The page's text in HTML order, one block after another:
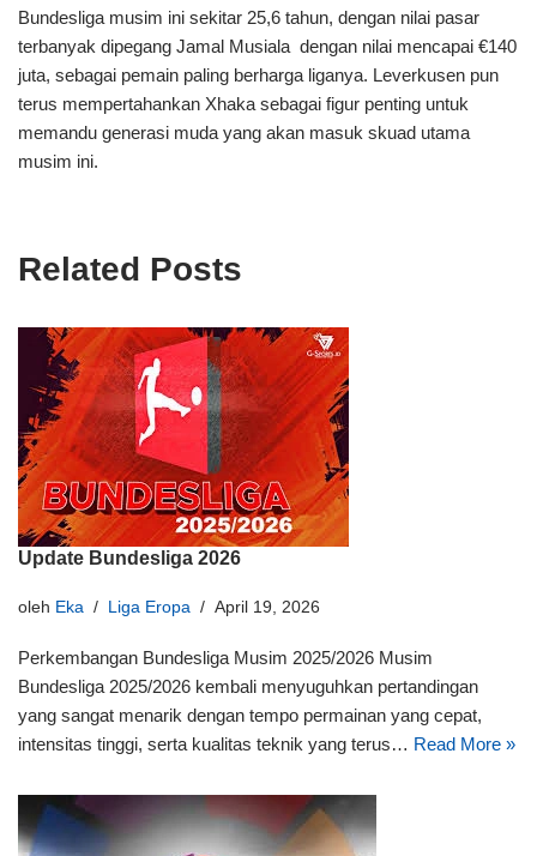
Bundesliga musim ini sekitar 25,6 tahun, dengan nilai pasar
terbanyak dipegang Jamal Musiala dengan nilai mencapai €140
juta, sebagai pemain paling berharga liganya. Leverkusen pun
terus mempertahankan Xhaka sebagai figur penting untuk
memandu generasi muda yang akan masuk skuad utama
musim ini.
Related Posts
Update Bundesliga 2026
oleh Eka Liga Eropa April 19, 2026
Perkembangan Bundesliga Musim 2025/2026 Musim
Bundesliga 2025/2026 kembali menyuguhkan pertandingan
yang sangat menarik dengan tempo permainan yang cepat,
intensitas tinggi, serta kualitas teknik yang terus… Read More »